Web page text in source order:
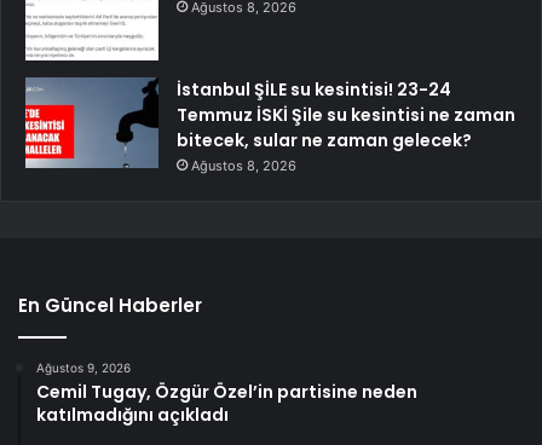
Ağustos 8, 2026
İstanbul ŞİLE su kesintisi! 23-24
Temmuz İSKİ Şile su kesintisi ne zaman
bitecek, sular ne zaman gelecek?
Ağustos 8, 2026
En Güncel Haberler
Ağustos 9, 2026
Cemil Tugay, Özgür Özel’in partisine neden
katılmadığını açıkladı